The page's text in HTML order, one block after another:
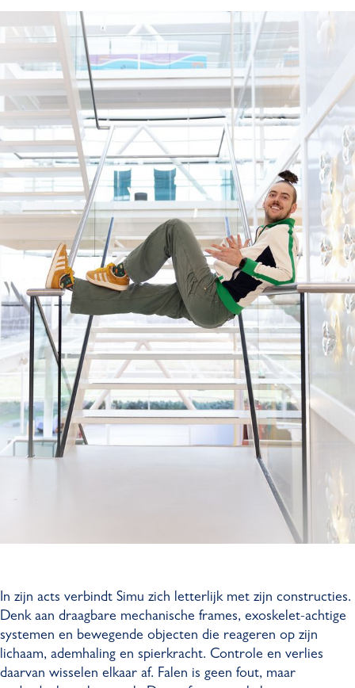
In zijn acts verbindt Simu zich letterlijk met zijn constructies.
Denk aan draagbare mechanische frames, exoskelet-achtige
systemen en bewegende objecten die reageren op zijn
lichaam, ademhaling en spierkracht. Controle en verlies
daarvan wisselen elkaar af. Falen is geen fout, maar